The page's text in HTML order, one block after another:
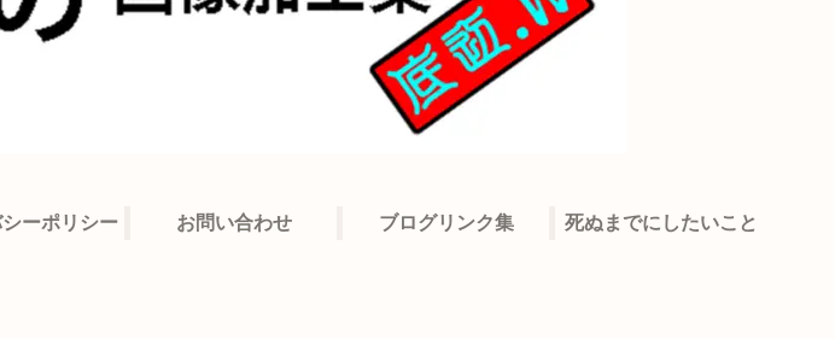
ーポリシー お問い合わせ ブログリンク集 死ぬまでにしたいこと